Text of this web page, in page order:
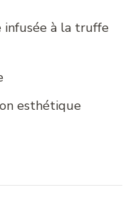
infusée à la truffe
esthétique